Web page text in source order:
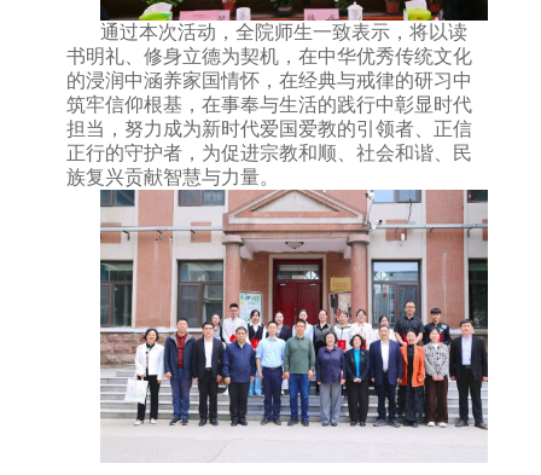
通过本次活动，全院师生一致表示，将以读
书明礼、修身立德为契机，在中华优秀传统文化
的浸润中涵养家国情怀，在经典与戒律的研习中
筑牢信仰根基，在事奉与生活的践行中彰显时代
担当，努力成为新时代爱国爱教的引领者、正信
正行的守护者，为促进宗教和顺、社会和谐、民
族复兴贡献智慧与力量。